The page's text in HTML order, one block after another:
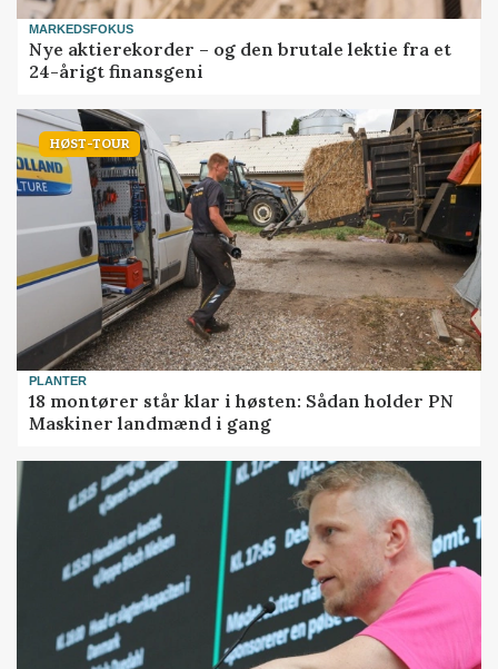
MARKEDSFOKUS
Nye aktierekorder – og den brutale lektie fra et
24-årigt finansgeni
HØST-TOUR
PLANTER
18 montører står klar i høsten: Sådan holder PN
Maskiner landmænd i gang